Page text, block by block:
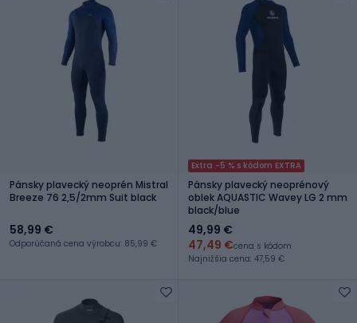
Pánsky plavecký neoprén Mistral
Breeze 76 2,5/2mm Suit black
58,99 €
Odporúčaná cena výrobcu: 85,99 €
Extra -5 % s kódom EXTRA
Pánsky plavecký neoprénový
oblek AQUASTIC Wavey LG 2 mm
black/blue
49,99 €
47,49 €cena s kódom
Najnižšia cena: 47,59 €